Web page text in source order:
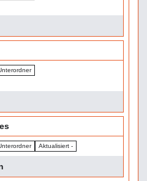
Aktualisiert -